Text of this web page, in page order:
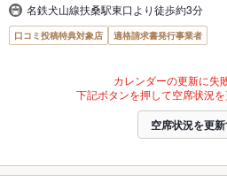
名鉄犬山線扶桑駅東口より徒歩約3分
口コミ投稿特典対象店 適格請求書発行事業者
カレンダーの更新に失
下記ボタンを押して空席状況を
空席状況を更